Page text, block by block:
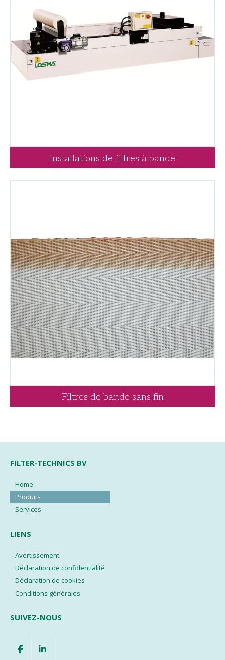
Installations de filtres à bande
Filtres de bande sans fin
FILTER-TECHNICS BV
Home
Produits
Services
LIENS
Avertissement
Déclaration de confidentialité
Déclaration de cookies
Conditions générales
SUIVEZ-NOUS